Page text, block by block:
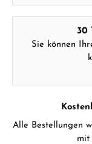
30
Sie können
Alle Bestellungen
mit